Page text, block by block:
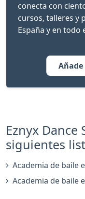
conecta con
cursos, talleres y
España y en todo
Eznyx Dance
siguientes
Academia de baile
Academia de baile